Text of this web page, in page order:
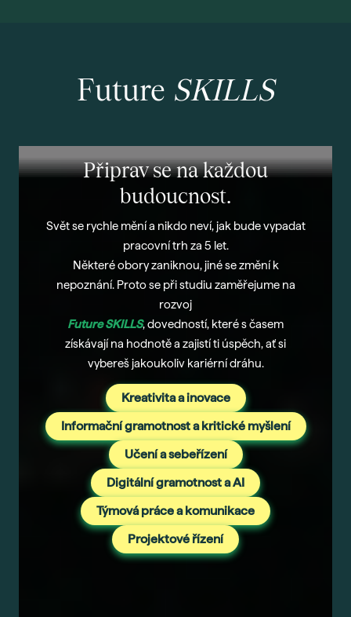
Future SKILLS
Připrav se na každou
budoucnost.
Svět se rychle mění a nikdo neví, jak bude vypadat
pracovní trh za 5 let.
Některé obory zaniknou, jiné se změní k
nepoznání. Proto se při studiu zaměřejume na
rozvoj
Future SKILLS,dovedností, které s časem
získávají na hodnotě a zajistí ti úspěch, ať si
vybereš jakoukoliv kariérní dráhu.
Kreativita a inovace
Informační gramotnost a kritické myšlení
Učení a sebeřízení
Digitální gramotnost a AI
Týmová práce a komunikace
Projektové řízení